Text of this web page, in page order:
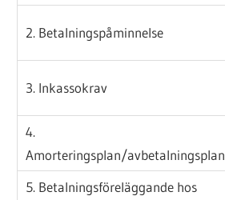
2. Betalningspåminnelse
3. Inkassokrav
4.
Amorteringsplan/avbetalningsplan
5. Betalningsföreläggande hos